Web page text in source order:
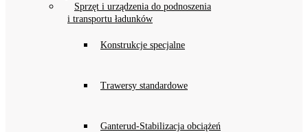
Sprzęt i urządzenia do podnoszenia
i transportu ładunków
Konstrukcje specjalne
Trawersy standardowe
Ganterud-Stabilizacja obciążeń